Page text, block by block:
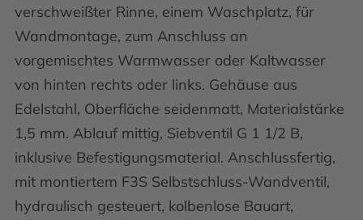
verschweißter Rinne, einem Waschplatz, für
Wandmontage, zum Anschluss an
vorgemischtes Warmwasser oder Kaltwasser
von hinten rechts oder links. Gehäuse aus
Edelstahl, Oberfläche seidenmatt, Materialstärke
1,5 mm. Ablauf mittig, Siebventil G 1 1/2 B,
inklusive Befestigungsmaterial. Anschlussfertig,
mit montiertem F3S Selbstschluss-Wandventil,
hydraulisch gesteuert, kolbenlose Bauart,